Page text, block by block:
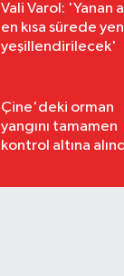
Vali Varol: 'Yanan
en kısa sürede
yeşillendirilecek'
Çine'deki orman
yangını tamamen
kontrol altına